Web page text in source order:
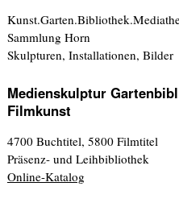
Sammlung Horn
Skulpturen, Installationen, Bilder
Medienskulptur
Filmkunst
4700 Buchtitel, 5800 Filmtitel
Präsenz- und Leihbibliothek
Online-Katalog